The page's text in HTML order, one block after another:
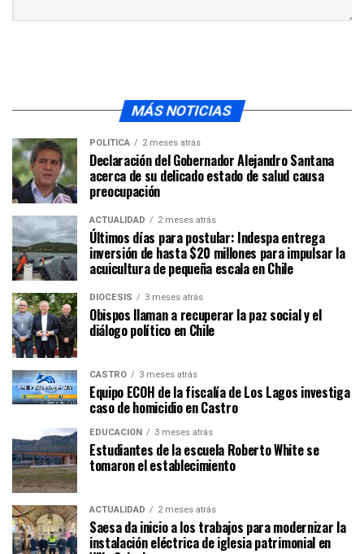
MÁS NOTICIAS
POLÍTICA 2 meses atrás
Declaración del Gobernador Alejandro Santana
acerca de su delicado estado de salud causa
preocupación
ACTUALIDAD 2 meses atrás
Últimos días para postular: Indespa entrega
inversión de hasta $20 millones para impulsar la
acuicultura de pequeña escala en Chile
DIÓCESIS 3 meses atrás
Obispos llaman a recuperar la paz social y el
diálogo político en Chile
CASTRO 3 meses atrás
Equipo ECOH de la fiscalía de Los Lagos investiga
caso de homicidio en Castro
EDUCACIÓN 3 meses atrás
Estudiantes de la escuela Roberto White se
tomaron el establecimiento
ACTUALIDAD 2 meses atrás
Saesa da inicio a los trabajos para modernizar la
instalación eléctrica de iglesia patrimonial en